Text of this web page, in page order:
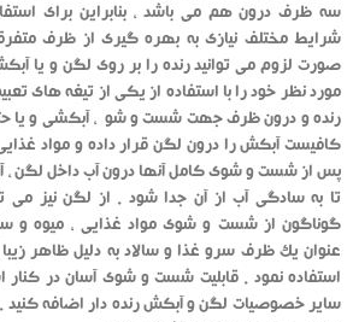
سه ظرف درون هم می باشد ، بنابراین برای
شرایط مختلف نیازی به بهره گیری از ظرف
صورت لزوم می توانید رنده را بر روی لگن و یا
مورد نظر خود را با استفاده از یکی از تیغه های
رنده و درون ظرف جهت شست و شو ، آبکشی و یا
کافیست آبکش را درون لگن قرار داده و مواد غذایی
پس از شست و شوی کامل آنها درون آب داخل لگن ،
تا به سادگی آب از آن جدا شود . از لگن نیز می
گوناگون از شست و شوی مواد غذایی ، میوه و
عنوان یک ظرف سرو غذا و سالاد به دلیل ظاهر
استفاده نمود . قابلیت شست و شوی آسان در کنار
سایر خصوصیات لگن و آبکش رنده دار اضافه کنید .